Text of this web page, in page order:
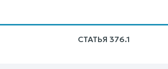
СТАТЬЯ 376.1